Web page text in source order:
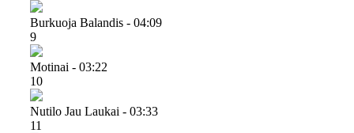
Burkuoja Balandis - 04:09
9
Motinai - 03:22
10
Nutilo Jau Laukai - 03:33
11